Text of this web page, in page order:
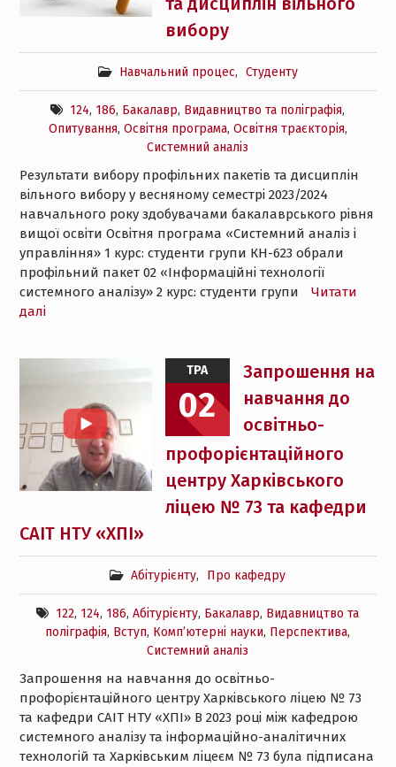
вибору
Навчальний процес, Студенту
124, 186, Бакалавр, Видавництво та поліграфія,
Опитування, Освітня програма, Освітня траєкторія,
Системний аналіз
Результати вибору профільних пакетів та дисциплін
вільного вибору у весняному семестрі 2023/2024
навчального року здобувачами бакалаврського рівня
вищої освіти Освітня програма «Системний аналіз і
управління» 1 курс: студенти групи КН-623 обрали
профільний пакет 02 «Інформаційні технології
системного аналізу» 2 курс: студенти групи
Читати
далі
ТРА
02
Запрошення на
навчання до
освітньо-
профорієнтаційного
центру Харківського
ліцею № 73 та кафедри
САІТ НТУ «ХПІ»
Абітурієнту, Про кафедру
122, 124, 186,Абітурієнту, Бакалавр, Видавництво та
поліграфія, Вступ, Комп’ютерні науки, Перспектива,
Системний аналіз
Запрошення на навчання до освітньо-
профорієнтаційного центру Харківського ліцею № 73
та кафедри САІТ НТУ «ХПІ» В 2023 році між кафедрою
системного аналізу та інформаційно-аналітичних
технологій та Харківським ліцеєм № 73 була підписана